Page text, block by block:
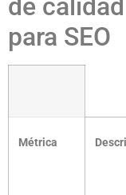
de
para SEO
Métrica